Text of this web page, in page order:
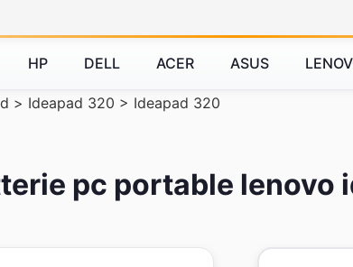
HP DELL ACER ASUS
> Ideapad 320 > Ideapad 320
pc portable lenovo